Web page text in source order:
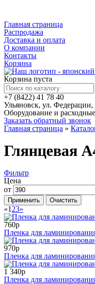
Главная страница
Распродажа
Доставка и оплата
О компании
Контакты
Корзина
Корзина пуста
+7 (8422) 41 78 40
Ульяновск, ул.
Оборудование и
Заказать обратный звонок
Главная страница »
Глянцевая
Фильтр
Цена
от
«1 23»
760р
Пленка для
970р
Пленка для
1 340р
Пленка для